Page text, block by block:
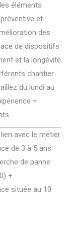
éléments
et
des
de dispositifs
et la longévité
chantier
du lundi au
+
avec le métier
de 3 à 5 ans
de panne
+
située au 10